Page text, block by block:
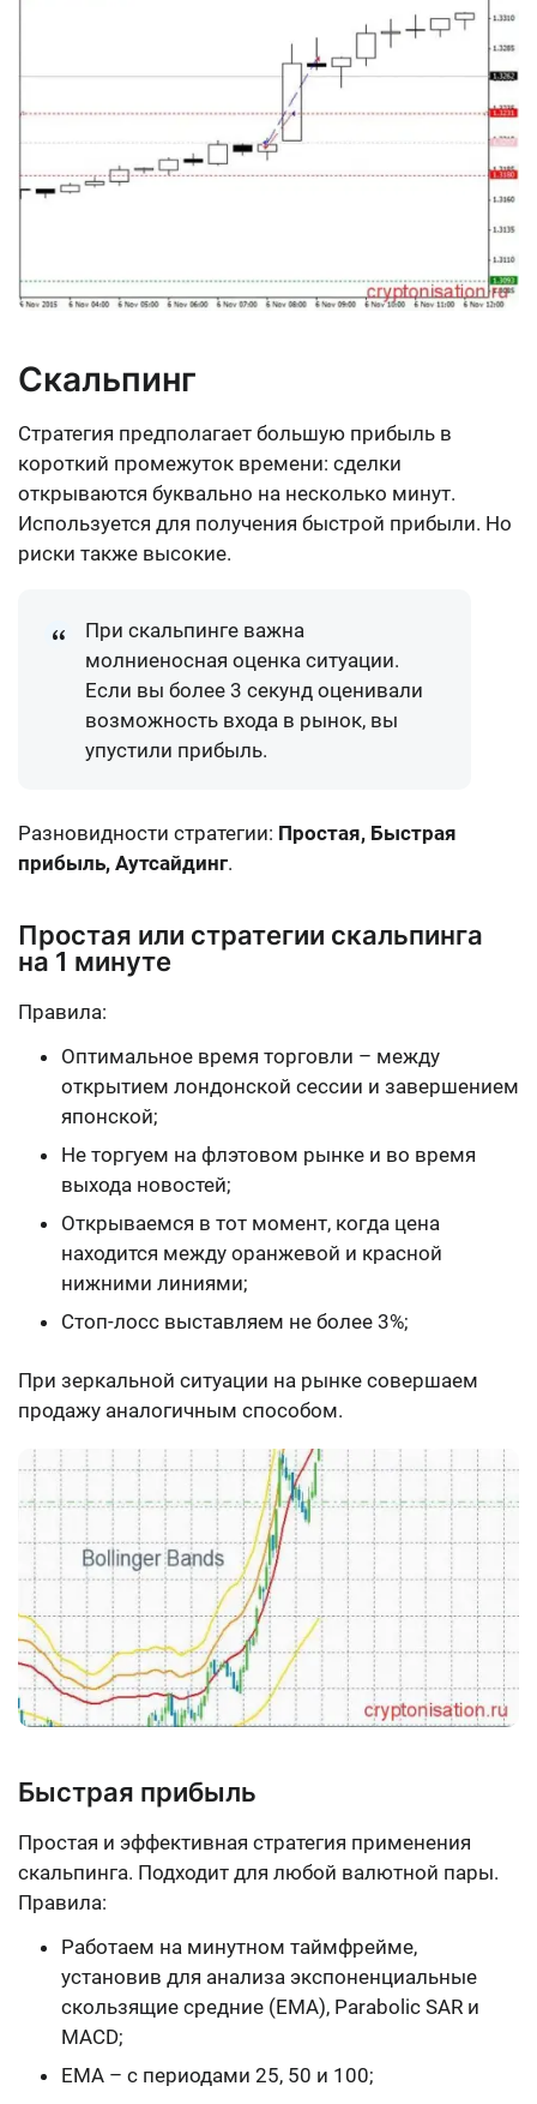
Скальпинг
Стратегия предполагает большую прибыль в
короткий промежуток времени: сделки
открываются буквально на несколько минут.
Используется для получения быстрой прибыли. Но
риски также высокие.
При скальпинге важна
молниеносная оценка ситуации.
Если вы более 3 секунд оценивали
возможность входа в рынок, вы
упустили прибыль.
Разновидности стратегии: Простая, Быстрая
прибыль, Аутсайдинг.
Простая или стратегии скальпинга
на 1 минуте
Правила:
Оптимальное время торговли – между
открытием лондонской сессии и завершением
японской;
Не торгуем на флэтовом рынке и во время
выхода новостей;
Открываемся в тот момент, когда цена
находится между оранжевой и красной
нижними линиями;
Стоп-лосс выставляем не более 3%;
При зеркальной ситуации на рынке совершаем
продажу аналогичным способом.
Быстрая прибыль
Простая и эффективная стратегия применения
скальпинга. Подходит для любой валютной пары.
Правила:
Работаем на минутном таймфрейме,
установив для анализа экспоненциальные
скользящие средние (EMA), Parabolic SAR и
MACD;
EMA – с периодами 25, 50 и 100;